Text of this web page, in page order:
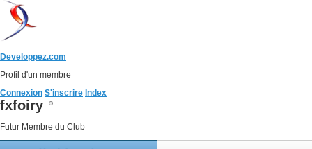
Developpez.com
Profil d'un membre
Connexion S'inscrire Index
fxfoiry
Futur Membre du Club